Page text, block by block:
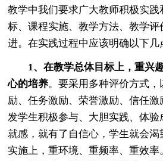
教学中我们要求广大教师积极实践
标、课程实施、教学方法、教学
进。在实践过程中应该明确以下几
1、在教学总体目标上，重兴
心的培养。要采用多种评价方式
励、任务激励、荣誉激励、信任
发学生积极参与、大胆实践、体
就感，就有了自信心，学生就会
实施上，重环境、重频率、重效